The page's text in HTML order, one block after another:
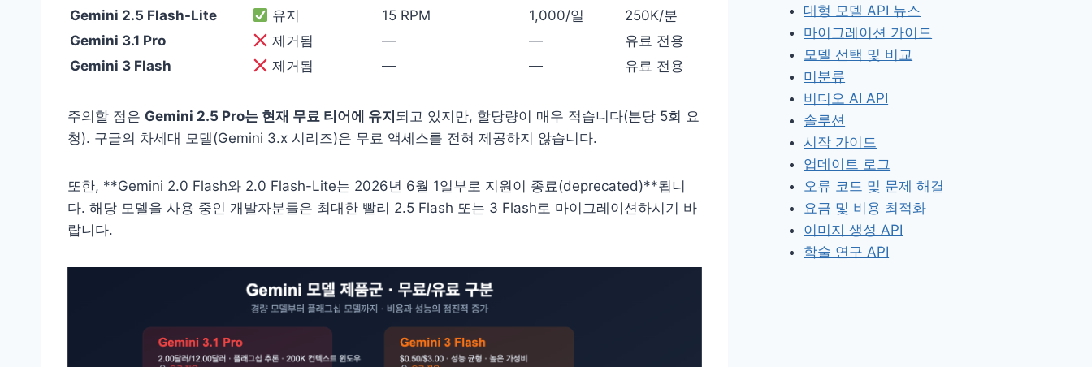
Gemini 2.5 Flash-Lite
유지 15 RPM 1,000/일
250K/분
Gemini 3.1 Pro
제거됨 — —
유료 전용
Gemini 3 Flash
제거됨 — — 유료 전용
주의할 점은 Gemini 2.5 Pro는 현재 무료 티어에 유지 되고 있지만, 할당량이 매우 적습니다(분당 5회 요
청). 구글의 차세대 모델(Gemini 3.x 시리즈)은 무료 액세스를 전혀 제공하지 않습니다.
또한, **Gemini 2.0 Flash와 2.0 Flash-Lite는 2026년 6월 1일부로 지원이 종료(deprecated)**됩니
다. 해당 모델을 사용 중인 개발자분들은 최대한 빨리 2.5 Flash 또는 3 Flash로 마이그레이션하시기 바
랍니다.
대형 모델 API 뉴스
마이그레이션 가이드
모델 선택 및 비교
미분류
비디오 AI API
솔루션
시작 가이드
업데이트 로그
오류 코드 및 문제 해결
요금 및 비용 최적화
이미지 생성 API
학술 연구 API